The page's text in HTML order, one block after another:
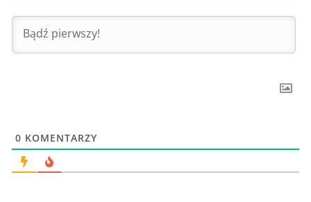
0 KOMENTARZY